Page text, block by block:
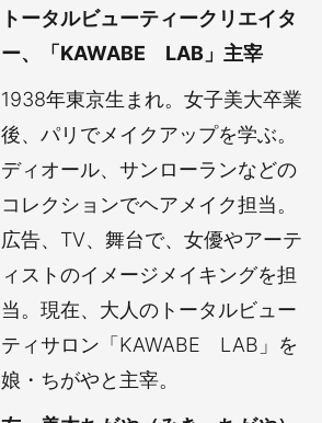
トータルビューティークリエイタ
ー、「KAWABE LAB」主宰
1938年東京生まれ。女子美大卒業
後、パリでメイクアップを学ぶ。
ディオール、サンローランなどの
コレクションでヘアメイク担当。
広告、TV、舞台で、女優やアーテ
ィストのイメージメイキングを担
当。現在、大人のトータルビュー
ティサロン「KAWABE LAB」を
娘・ちがやと主宰。